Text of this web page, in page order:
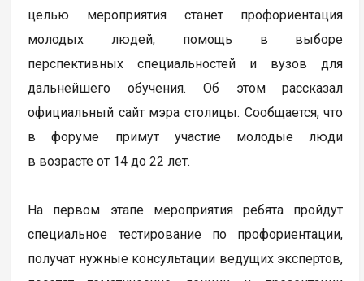
целью мероприятия станет профориентация
молодых людей, помощь в выборе
перспективных специальностей и вузов для
дальнейшего обучения. Об этом рассказал
официальный сайт мэра столицы. Сообщается, что
в форуме примут участие молодые люди
в возрасте от 14 до 22 лет.
На первом этапе мероприятия ребята пройдут
специальное тестирование по профориентации,
получат нужные консультации ведущих экспертов,